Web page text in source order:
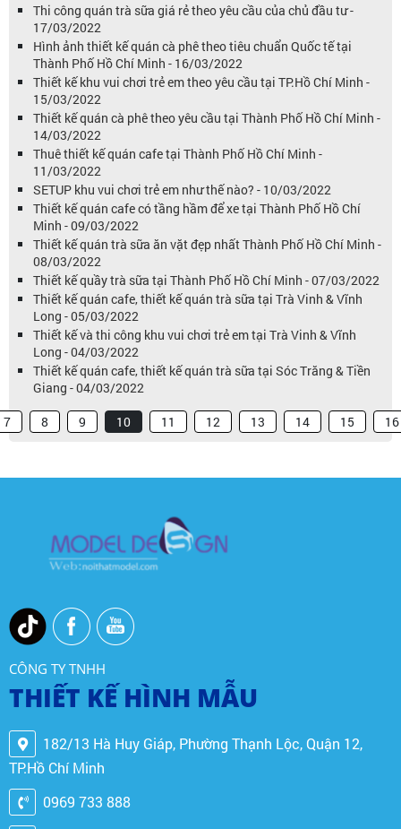
Thi công quán trà sữa giá rẻ theo yêu cầu của chủ đầu tư -
17/03/2022
Hình ảnh thiết kế quán cà phê theo tiêu chuẩn Quốc tế tại
Thành Phố Hồ Chí Minh - 16/03/2022
Thiết kế khu vui chơi trẻ em theo yêu cầu tại TP.Hồ Chí Minh -
15/03/2022
Thiết kế quán cà phê theo yêu cầu tại Thành Phố Hồ Chí Minh -
14/03/2022
Thuê thiết kế quán cafe tại Thành Phố Hồ Chí Minh -
11/03/2022
SETUP khu vui chơi trẻ em như thế nào? - 10/03/2022
Thiết kế quán cafe có tầng hầm để xe tại Thành Phố Hồ Chí
Minh - 09/03/2022
Thiết kế quán trà sữa ăn vặt đẹp nhất Thành Phố Hồ Chí Minh -
08/03/2022
Thiết kế quầy trà sữa tại Thành Phố Hồ Chí Minh - 07/03/2022
Thiết kế quán cafe, thiết kế quán trà sữa tại Trà Vinh & Vĩnh
Long - 05/03/2022
Thiết kế và thi công khu vui chơi trẻ em tại Trà Vinh & Vĩnh
Long - 04/03/2022
Thiết kế quán cafe, thiết kế quán trà sữa tại Sóc Trăng & Tiền
Giang - 04/03/2022
7 8 9 10 11 12 13 14 15 16
CÔNG TY TNHH
THIẾT KẾ HÌNH MẪU
182/13 Hà Huy Giáp, Phường Thạnh Lộc, Quận 12,
TP.Hồ Chí Minh
0969 733 888